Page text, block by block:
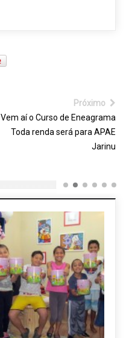
Próximo
Vem aí o Curso de Eneagrama
Toda renda será para APAE
Jarinu